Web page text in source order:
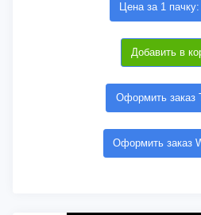
Цена за 1
Добавить в
Оформить заказ
Оформить заказ